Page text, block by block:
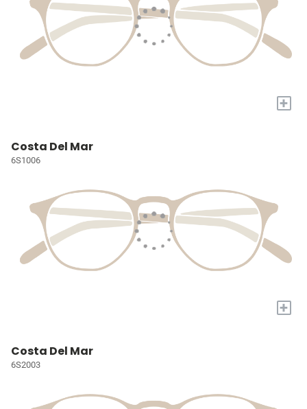
+
Costa Del Mar
6S1006
+
Costa Del Mar
6S2003